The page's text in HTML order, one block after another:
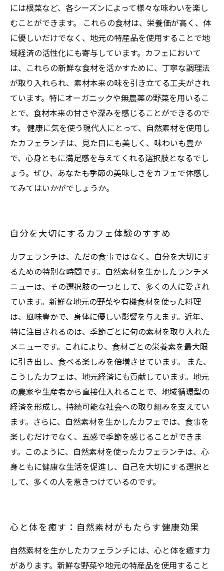
には根菜など、各シーズンによって様々な味わいを楽し
むことができます。 これらの食材は、栄養価が高く、体
に優しいだけでなく、地元の特産品を使用することで地
域経済の活性化にも寄与しています。カフェにおいて
は、これらの新鮮な食材を活かすために、丁寧な調理法
が取り入れられ、素材本来の味を引き立てる工夫がされ
ています。特にオーガニックや無農薬の野菜を用いるこ
とで、食材本来の甘さや深みを感じることができるので
す。 健康に気を使う現代人にとって、自然素材を使用し
たカフェランチは、見た目にも美しく、味わいも豊か
で、心身ともに満足感を与えてくれる選択肢となるでし
ょう。ぜひ、あなたも季節の美味しさをカフェで体感し
てみてはいかがでしょうか。
自分を大切にするカフェ体験のすすめ
カフェランチは、ただの食事ではなく、自分を大切にす
るための特別な時間です。自然素材を生かしたランチメ
ニューは、その選択肢の一つとして、多くの人に愛され
ています。新鮮な地元の野菜や有機食材を使った料理
は、風味豊かで、身体に優しい影響を与えます。近年、
特に注目されるのは、季節ごとに旬の素材を取り入れた
メニューです。これにより、食材ごとの栄養素を最大限
に引き出し、食べる楽しみを倍増させています。 また、
こうしたカフェは、地元経済にも貢献しています。地元
の農家や生産者から直接仕入れることで、地域循環型の
経済を形成し、持続可能な社会への取り組みを支えてい
ます。さらに、自然素材を生かしたカフェでは、食事を
楽しむだけでなく、五感で季節を感じることができま
す。このように、自然素材を使ったカフェランチは、心
身ともに健康な生活を促進し、自己を大切にする選択と
して、多くの人を惹きつけているのです。
心と体を癒す：自然素材がもたらす健康効果
自然素材を生かしたカフェランチには、心と体を癒す力
があります。新鮮な野菜や地元の特産品を使用すること